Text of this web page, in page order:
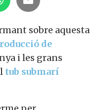
sobre
la producció
i les grans